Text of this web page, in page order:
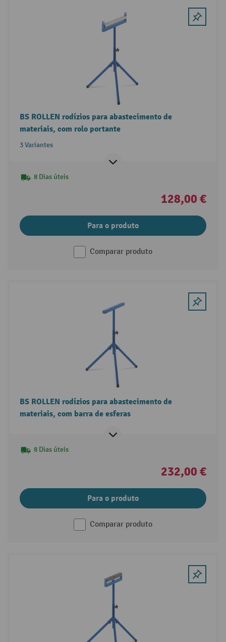
BS ROLLEN rodízios para abastecimento de
materiais, com rolo portante
3 Variantes
8 Dias úteis
128,00 €
Para o produto
Comparar produto
BS ROLLEN rodízios para abastecimento de
materiais, com barra de esferas
8 Dias úteis
232,00 €
Para o produto
Comparar produto